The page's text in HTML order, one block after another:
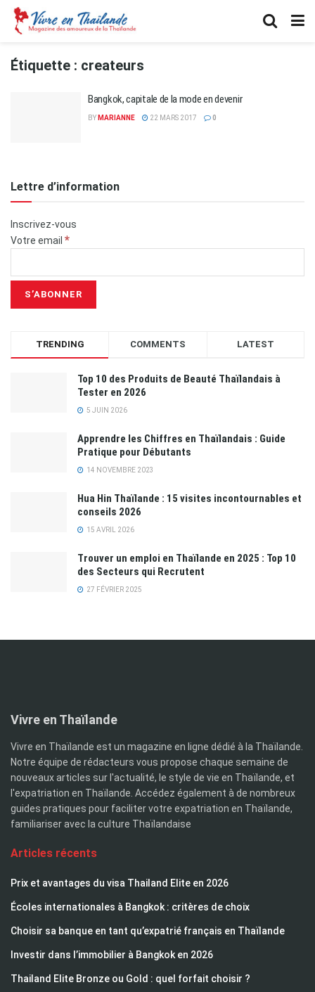
Étiquette : createurs
Bangkok, capitale de la mode en devenir
BY MARIANNE 22 MARS 2017 0
Lettre d’information
Inscrivez-vous
Votre email *
TRENDING COMMENTS LATEST
Top 10 des Produits de Beauté Thaïlandais à
Tester en 2026
5 JUIN 2026
Apprendre les Chiffres en Thaïlandais : Guide
Pratique pour Débutants
14 NOVEMBRE 2023
Hua Hin Thaïlande : 15 visites incontournables et
conseils 2026
15 AVRIL 2026
Trouver un emploi en Thaïlande en 2025 : Top 10
des Secteurs qui Recrutent
27 FÉVRIER 2025
Vivre en Thaïlande
Vivre en Thaïlande est un magazine en ligne dédié à la Thaïlande.
Notre équipe de rédacteurs vous propose chaque semaine de
nouveaux articles sur l'actualité, le style de vie en Thaïlande, et
l'expatriation en Thaïlande. Accédez également à de nombreux
guides pratiques pour faciliter votre expatriation en Thaïlande,
familiariser avec la culture Thaïlandaise
Articles récents
Prix et avantages du visa Thailand Elite en 2026
Écoles internationales à Bangkok : critères de choix
Choisir sa banque en tant qu’expatrié français en Thaïlande
Investir dans l’immobilier à Bangkok en 2026
Thailand Elite Bronze ou Gold : quel forfait choisir ?